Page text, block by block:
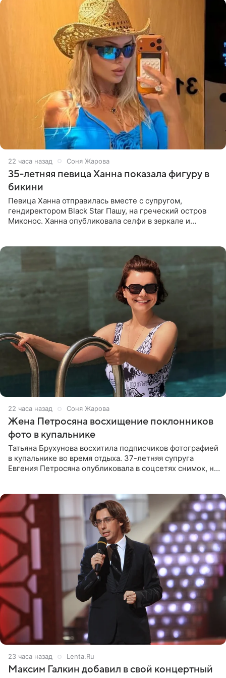
22 часа назад Соня Жарова
35-летняя певица Ханна показала фигуру в
бикини
Певица Ханна отправилась вместе с супругом,
гендиректором Black Star Пашу, на греческий остров
Миконос. Ханна опубликовала селфи в зеркале и
22 часа назад Соня Жарова
Жена Петросяна восхищение поклонников
фото в купальнике
Татьяна Брухунова восхитила подписчиков фотографией
в купальнике во время отдыха. 37-летняя супруга
Евгения Петросяна опубликовала в соцсетях снимок, на
23 часа назад Lenta.Ru
Максим Галкин добавил в свой концертный